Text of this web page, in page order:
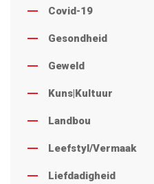
Covid-19
Gesondheid
Geweld
Kuns|Kultuur
Landbou
Leefstyl/Vermaak
Liefdadigheid